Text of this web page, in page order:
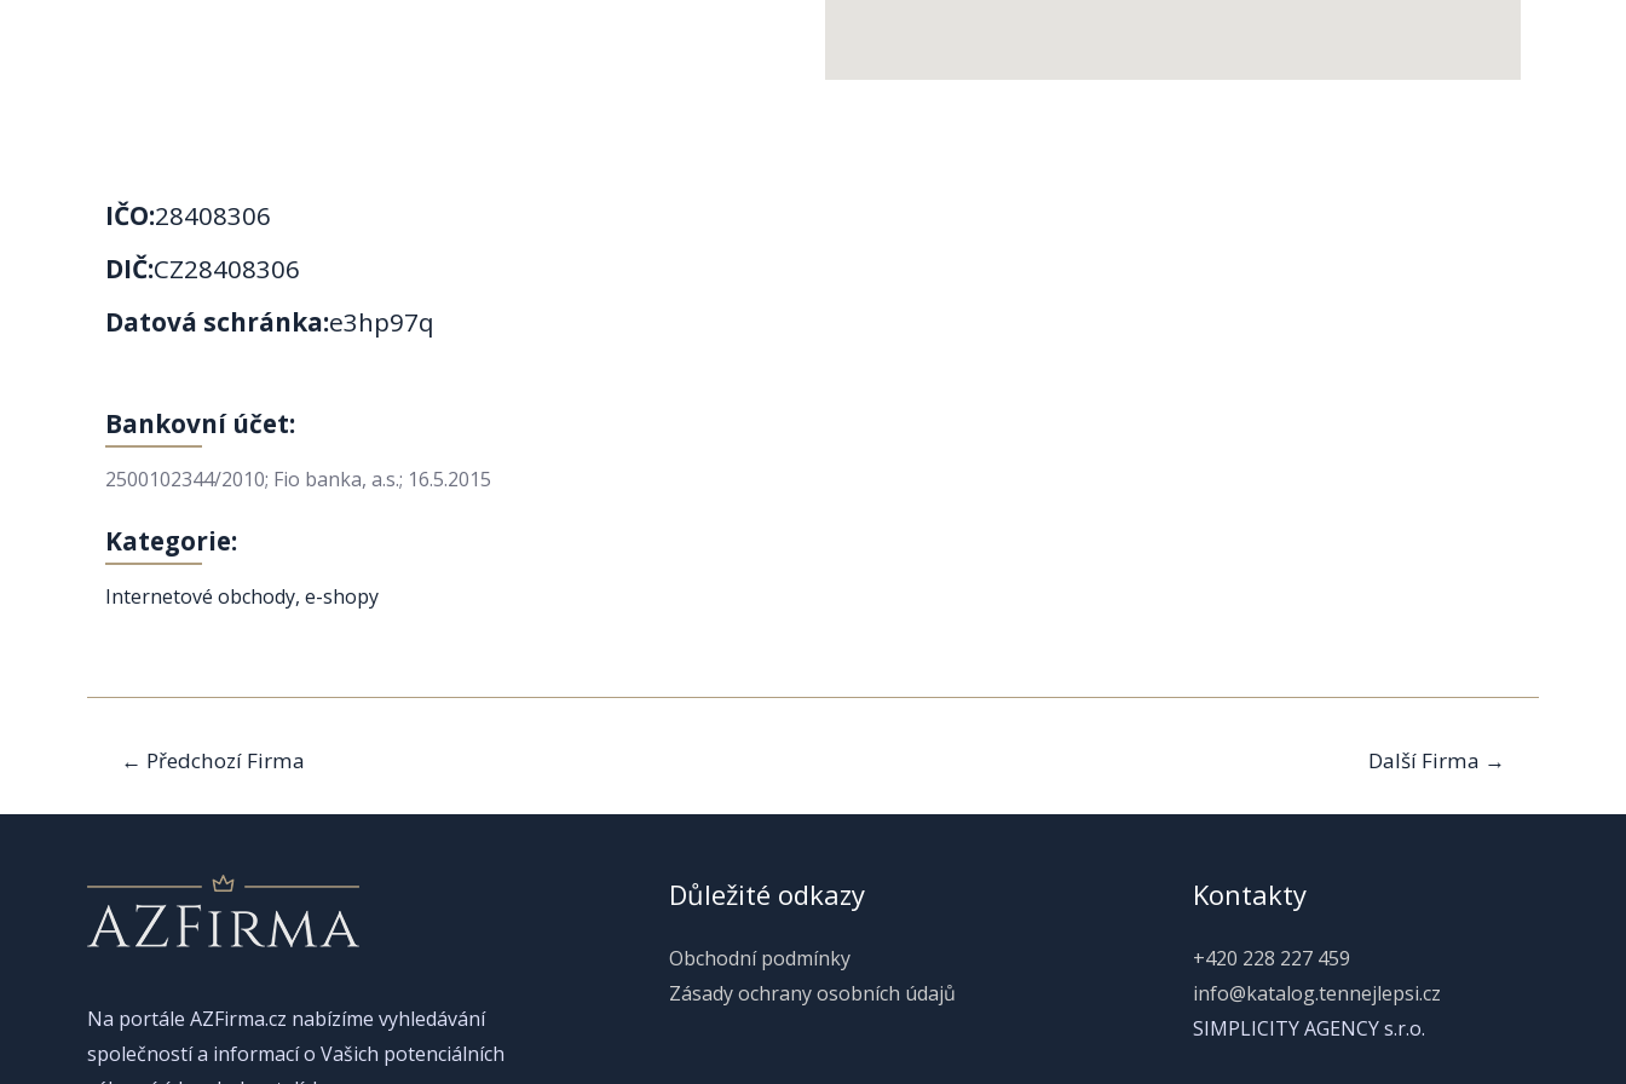
IČO:28408306
DIČ:CZ28408306
Datová schránka:e3hp97q
Bankovní účet:
2500102344/2010; Fio banka, a.s.; 16.5.2015
Kategorie:
Internetové obchody, e-shopy
Navigace
pro
příspěvek
← Předchozí Firma Další Firma →
Na portále AZFirma.cz nabízíme vyhledávání
společností a informací o Vašich potenciálních
Důležité odkazy
Obchodní podmínky
Zásady ochrany osobních údajů
Kontakty
+420 228 227 459
info@katalog.tennejlepsi.cz
SIMPLICITY AGENCY s.r.o.